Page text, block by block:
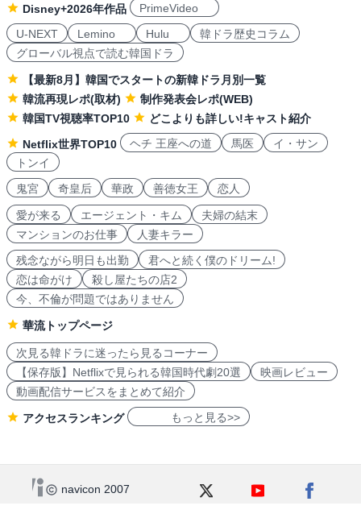
Disney+2026年作品
PrimeVideo
U-NEXT
Lemino Hulu
韓ドラ歴史コラム
グローバル視点で読む韓国ドラ
【最新8月】韓国でスタートの新韓ドラ月別一覧
韓流再現レポ(取材)
制作発表会レポ(WEB)
韓国TV視聴率TOP10
どこよりも詳しい!キャスト紹介
Netflix世界TOP10
ヘチ 王座への道 馬医
イ・サン
トンイ
鬼宮
奇皇后 華政 善徳女王 恋人
愛が来る エージェント・キム
夫婦の結末
マンションのお仕事
人妻キラー
残念ながら明日も出勤
君へと続く僕のドリーム!
恋は命がけ
殺し屋たちの店2
今、不倫が問題ではありません
華流トップページ
次見る韓ドラに迷ったら見るコーナー
【保存版】Netflixで見られる韓国時代劇20選
映画レビュー
動画配信サービスをまとめて紹介
アクセスランキング もっと見る>>
navicon 2007